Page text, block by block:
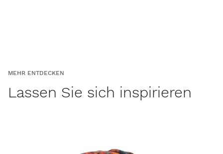
MEHR ENTDECKEN
Lassen Sie sich inspirieren